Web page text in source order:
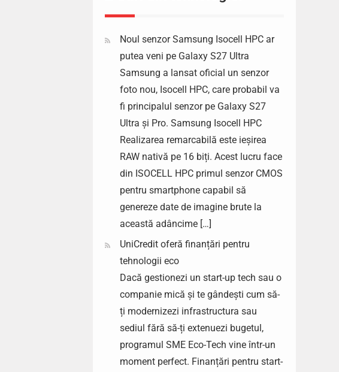
Noul senzor Samsung Isocell HPC ar
putea veni pe Galaxy S27 Ultra
Samsung a lansat oficial un senzor
foto nou, Isocell HPC, care probabil va
fi principalul senzor pe Galaxy S27
Ultra și Pro. Samsung Isocell HPC
Realizarea remarcabilă este ieșirea
RAW nativă pe 16 biți. Acest lucru face
din ISOCELL HPC primul senzor CMOS
pentru smartphone capabil să
genereze date de imagine brute la
această adâncime […]
UniCredit oferă finanțări pentru
tehnologii eco
Dacă gestionezi un start-up tech sau o
companie mică și te gândești cum să-
ți modernizezi infrastructura sau
sediul fără să-ți extenuezi bugetul,
programul SME Eco-Tech vine într-un
moment perfect. Finanțări pentru start-